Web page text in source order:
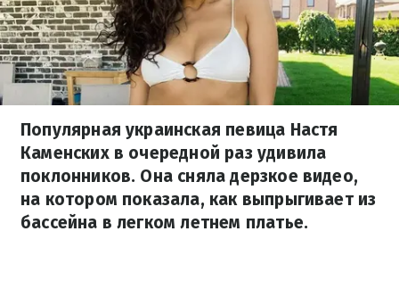
Популярная украинская певица Настя
Каменских в очередной раз удивила
поклонников. Она сняла дерзкое видео,
на котором показала, как выпрыгивает из
бассейна в легком летнем платье.